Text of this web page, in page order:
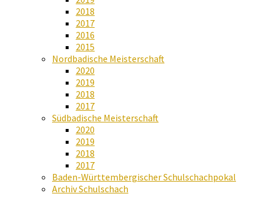
2018
2017
2016
2015
Nordbadische Meisterschaft
2020
2019
2018
2017
Südbadische Meisterschaft
2020
2019
2018
2017
Baden-Württembergischer Schulschachpokal
Archiv Schulschach